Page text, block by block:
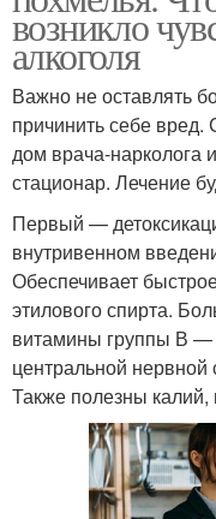
возникло
алкоголя
Важно не оставлять
причинить себе
дом врача-нарколога
стационар. Лечение
Первый —
внутривенном
Обеспечивает
этилового спирта.
витамины группы В —
центральной
Также полезны калий,